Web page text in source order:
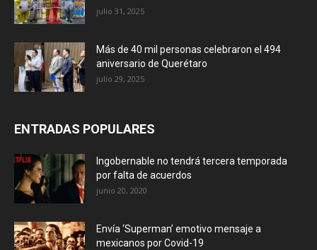
julio 31, 2025
Más de 40 mil personas celebraron el 494
aniversario de Querétaro
julio 29, 2025
ENTRADAS POPULARES
Ingobernable no tendrá tercera temporada
por falta de acuerdos
junio 20, 2020
Envía ‘Superman’ emotivo mensaje a
mexicanos por Covid-19